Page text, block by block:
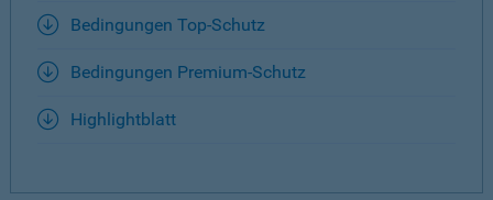
Bedingungen Top-Schutz
Bedingungen Premium-Schutz
Highlightblatt